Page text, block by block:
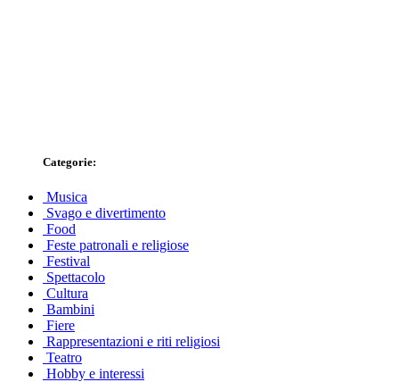
Categorie:
Musica
Svago e divertimento
Food
Feste patronali e religiose
Festival
Spettacolo
Cultura
Bambini
Fiere
Rappresentazioni e riti religiosi
Teatro
Hobby e interessi